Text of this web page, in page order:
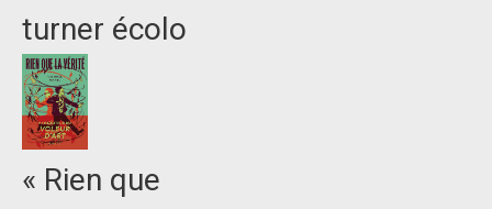
turner écolo
« Rien que